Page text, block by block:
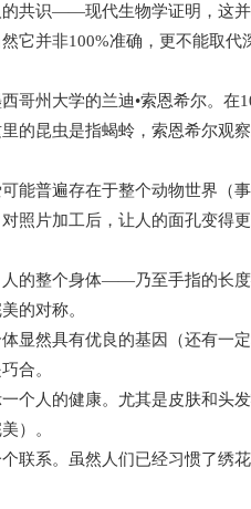
共识——现代生物学证明，这
它并非100%准确，更不能取
哥州大学的兰迪•索恩希尔。
的昆虫是指蝎蛉，索恩希尔观
能普遍存在于整个动物世界（
照片加工后，让人的面孔变得
人的整个身体——乃至手指的长
的对称。
显然具有优良的基因（还有一
合。
个人的健康。尤其是皮肤和头
）。
联系。虽然人们已经习惯了绣